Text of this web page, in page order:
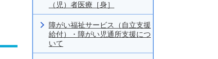
（児）者医療［身］
障がい福祉サービス（自立支援
給付）・障がい児通所支援につ
いて